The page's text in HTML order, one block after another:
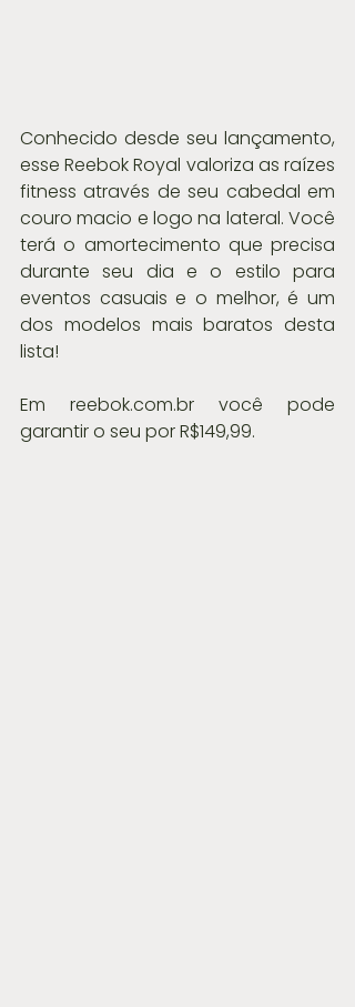
Conhecido desde seu lançamento,
esse Reebok Royal valoriza as raízes
fitness através de seu cabedal em
couro macio e logo na lateral. Você
terá o amortecimento que precisa
durante seu dia e o estilo para
eventos casuais e o melhor, é um
dos modelos mais baratos desta
lista!
Em reebok.com.br você pode
garantir o seu por R$149,99.